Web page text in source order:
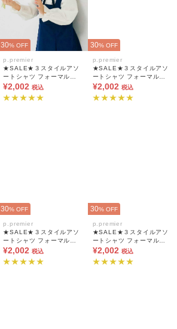
30% OFF
p.premier
★SALE★３スタイルアソ
ートシャツ フォーマル対
応
¥2,002 税込
30% OFF
p.premier
★SALE★３スタイルアソ
ートシャツ フォーマル対
応
¥2,002 税込
30% OFF
p.premier
★SALE★３スタイルアソ
ートシャツ フォーマル対
応
¥2,002 税込
30% OFF
p.premier
★SALE★３スタイルアソ
ートシャツ フォーマル対
応
¥2,002 税込